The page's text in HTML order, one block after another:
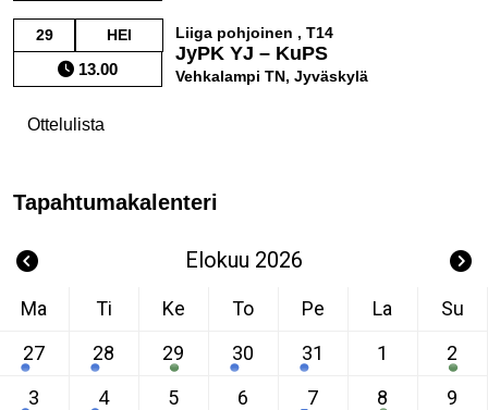
29 HEI
13.00
Liiga pohjoinen , T14
JyPK YJ – KuPS
Vehkalampi TN, Jyväskylä
Ottelulista
Tapahtumakalenteri
Elokuu 2026
Ma Ti Ke To Pe La
Su
27
28 29 30 31 1
2
3
4 5 6 7 8
9